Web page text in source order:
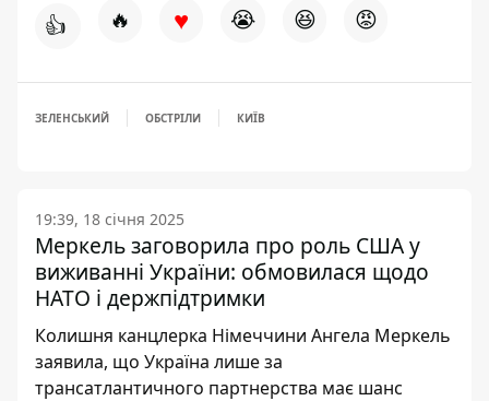
👍 🔥 ♥ 😭 😆 😡
ЗЕЛЕНСЬКИЙ ОБСТРІЛИ КИЇВ
19:39, 18 січня 2025
Меркель заговорила про роль США у
виживанні України: обмовилася щодо
НАТО і держпідтримки
Колишня канцлерка Німеччини Ангела Меркель
заявила, що Україна лише за
трансатлантичного партнерства має шанс